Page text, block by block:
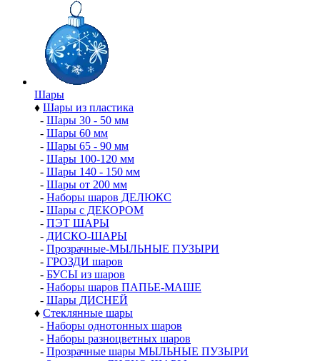
Шары
♦ Шары из пластика
- Шары 30 - 50 мм
- Шары 60 мм
- Шары 65 - 90 мм
- Шары 100-120 мм
- Шары 140 - 150 мм
- Шары от 200 мм
- Наборы шаров ДЕЛЮКС
- Шары с ДЕКОРОМ
- ПЭТ ШАРЫ
- ДИСКО-ШАРЫ
- Прозрачные-МЫЛЬНЫЕ ПУЗЫРИ
- ГРОЗДИ шаров
- БУСЫ из шаров
- Наборы шаров ПАПЬЕ-МАШЕ
- Шары ДИСНЕЙ
♦ Стеклянные шары
- Наборы однотонных шаров
- Наборы разноцветных шаров
- Прозрачные шары МЫЛЬНЫЕ ПУЗЫРИ